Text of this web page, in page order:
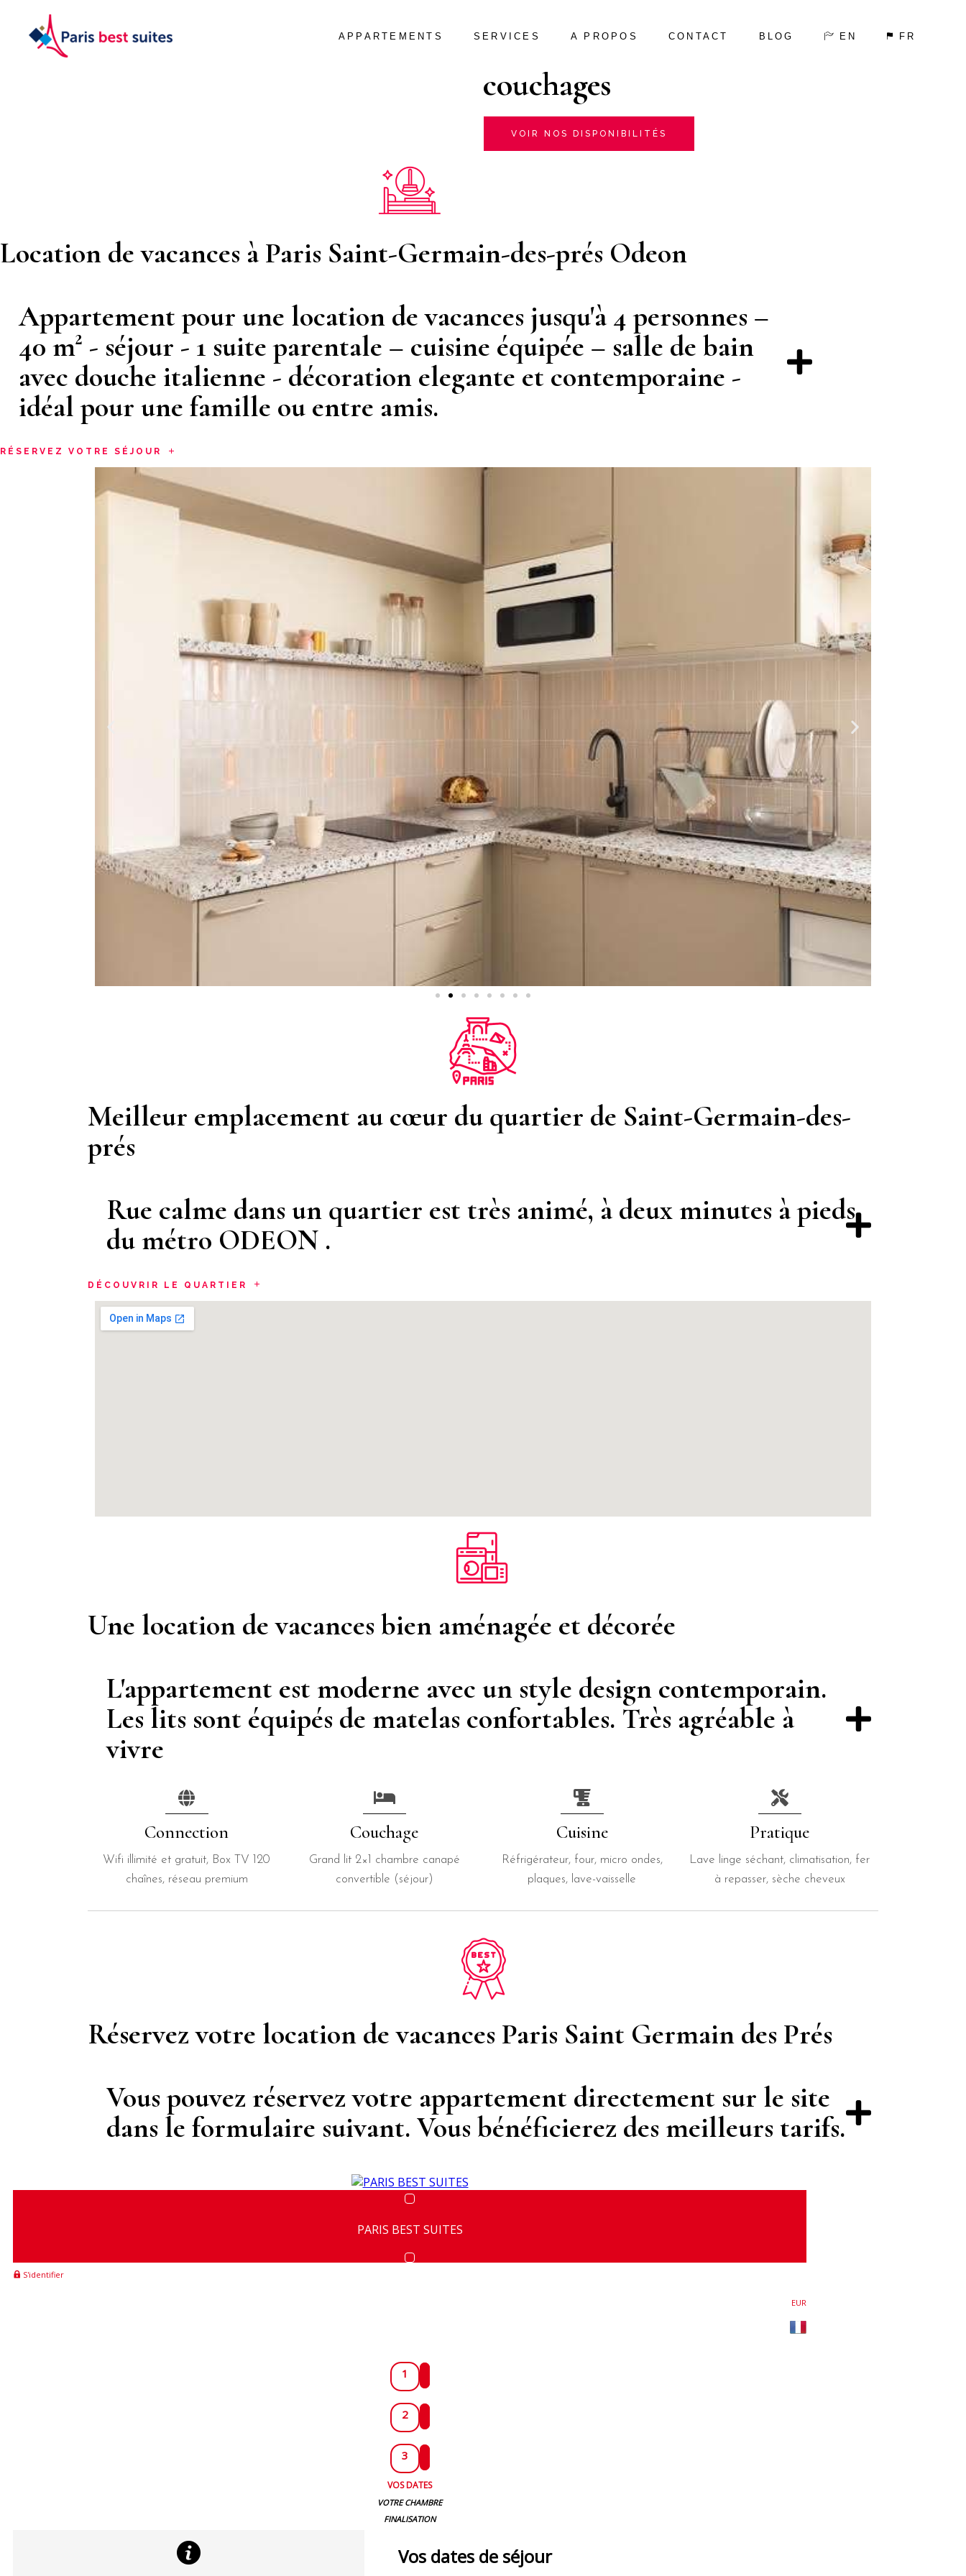
APPARTEMENTS SERVICES A PROPOS CONTACT BLOG EN FR
appartement de vacances 2 pieces, 4
couchages
VOIR NOS DISPONIBILITÉS
Location de vacances à Paris Saint-Germain-des-prés Odeon
Appartement pour une location de vacances jusqu'à 4 personnes –
40 m² - séjour - 1 suite parentale – cuisine équipée – salle de bain
avec douche italienne - décoration elegante et contemporaine -
idéal pour une famille ou entre amis.
RÉSERVEZ VOTRE SÉJOUR
Meilleur emplacement au cœur du quartier de Saint-Germain-des-
prés
Rue calme dans un quartier est très animé, à deux minutes à pieds
du métro ODEON .
DÉCOUVRIR LE QUARTIER
Une location de vacances bien aménagée et décorée
L'appartement est moderne avec un style design contemporain.
Les lits sont équipés de matelas confortables. Très agréable à
vivre
Connection
Wifi illimité et gratuit, Box TV 120
chaînes, réseau premium
Couchage
Grand lit 2×1 chambre canapé
convertible (séjour)
Cuisine
Réfrigérateur, four, micro ondes,
plaques, lave-vaisselle
Pratique
Lave linge séchant, climatisation, fer
à repasser, sèche cheveux
Réservez votre location de vacances Paris Saint Germain des Prés
Vous pouvez réservez votre appartement directement sur le site
dans le formulaire suivant. Vous bénéficierez des meilleurs tarifs.